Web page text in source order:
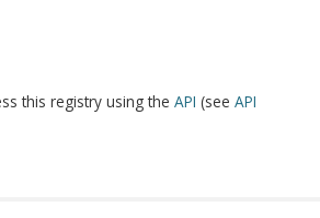
this registry using the API (see API